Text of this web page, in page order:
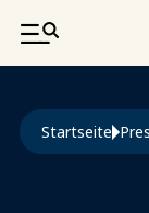
DIREKT
Startseite